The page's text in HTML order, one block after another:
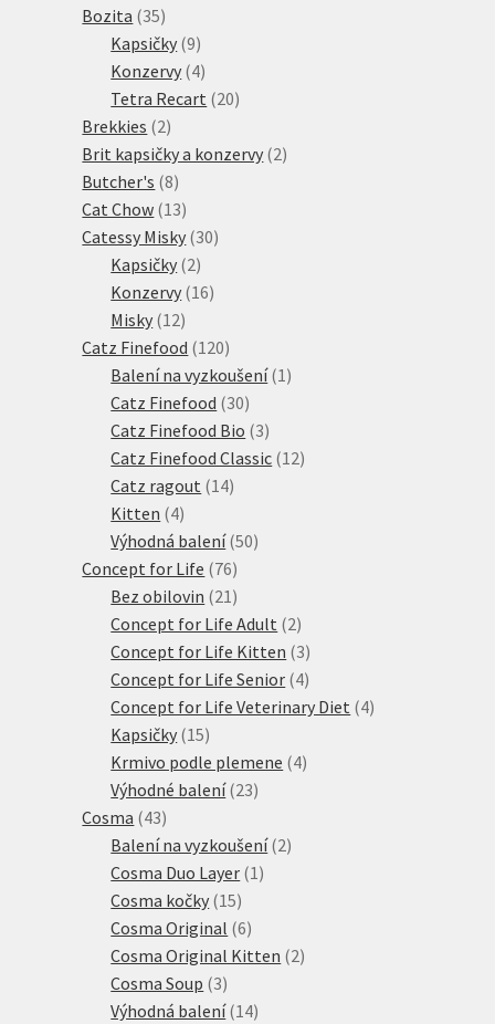
Bozita 3535
produktů
Kapsičky 99
produktů
Konzervy 44
produkty
Tetra Recart 2020
Brekkies 22
produkty
Brit kapsičky a konzervy 22
Butcher's 88
produktů
Cat Chow 1313
produktů
Catessy Misky 3030
Kapsičky 22
produkty
Konzervy 1616
Misky 1212
produktů
Catz Finefood 120120
produktů
Balení na vyzkoušení 1 1
Catz Finefood 3030
produktů
Catz Finefood Bio 33
produkty
Catz Finefood Classic 1212
Catz ragout 1414
Kitten 44
produkty
Výhodná balení 5050
Concept for Life 7676
produktů
Bez obilovin 21 21
produktů
Concept for Life Adult 22
produkty
Concept for Life Kitten 33
produkty
Concept for Life Senior 44
produkty
Concept for Life Veterinary Diet 44
Kapsičky 1515
produktů
Krmivo podle plemene 44
Výhodné balení 2323
Cosma 4343
produktů
Balení na vyzkoušení 22
Cosma Duo Layer 1 1
Cosma kočky 1515
produktů
Cosma Original 66
produktů
Cosma Original Kitten 22
Cosma Soup 33
produkty
Výhodná balení 1414